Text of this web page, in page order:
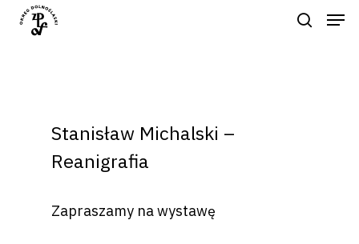
Stanisław Michalski –
Reanigrafia
Zapraszamy na wystawę